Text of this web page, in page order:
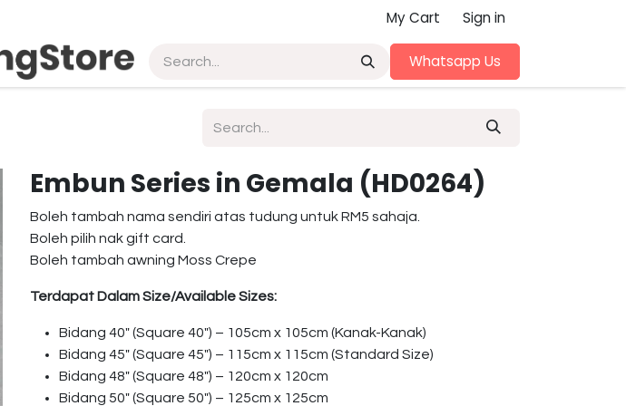
My Cart Sign in
Contact us Whatsapp Us
Embun Series in Gemala (HD0264)
Boleh tambah nama sendiri atas tudung untuk RM5 sahaja.
Boleh pilih nak gift card.
Boleh tambah awning Moss Crepe
Terdapat Dalam Size/Available Sizes:
Bidang 40″ (Square 40″) – 105cm x 105cm (Kanak-Kanak)
Bidang 45″ (Square 45″) – 115cm x 115cm (Standard Size)
Bidang 48″ (Square 48″) – 120cm x 120cm
Bidang 50″ (Square 50″) – 125cm x 125cm